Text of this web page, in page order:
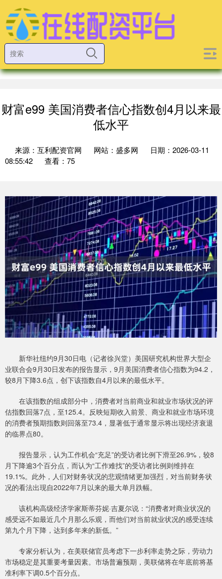
财富e99 美国消费者信心指数创4月以来最
低水平
来源：互利配资官网 网站：盛多网
日期：2026-03-11
08:55:42
查看：75
新华社纽约9月30日电（记者徐兴堂）美国研究机构世界大型企
业联合会9月30日发布的报告显示，9月美国消费者信心指数为94.2，
较8月下降3.6点，创下该指数自4月以来的最低水平。
在该指数的组成部分中，消费者对当前商业和就业市场状况的评
估指数回落7点，至125.4。反映短期收入前景、商业和就业市场环境
的消费者预期指数则回落至73.4，显著低于通常显示将出现经济衰退
的临界点80。
报告显示，认为工作机会“充足”的受访者比例下滑至26.9%，较8
月下降逾3个百分点，而认为“工作难找”的受访者比例则维持在
19.1%。此外，人们对财务状况的悲观情绪更加强烈，对当前财务状
况的看法出现自2022年7月以来的最大单月跌幅。
该机构高级经济学家斯蒂芬妮·吉夏尔说：“消费者对商业状况的
感受远不如最近几个月那么乐观，而他们对当前就业状况的感受连续
第九个月下降，达到多年来的新低。”
专家分析认为，在美联储官员考虑下一步利率走势之际，劳动力
市场稳定是其重要考量因素。市场普遍预期，美联储将在年底前将基
准利率下调0.5个百分点。